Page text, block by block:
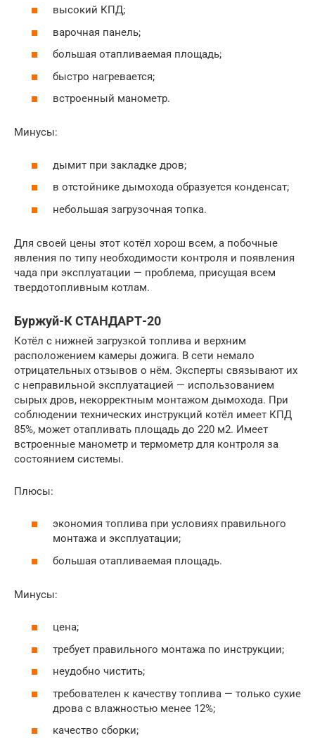
высокий КПД;
варочная панель;
большая отапливаемая площадь;
быстро нагревается;
встроенный манометр.
Минусы:
дымит при закладке дров;
в отстойнике дымохода образуется конденсат;
небольшая загрузочная топка.
Для своей цены этот котёл хорош всем, а побочные
явления по типу необходимости контроля и появления
чада при эксплуатации — проблема, присущая всем
твердотопливным котлам.
Буржуй-К СТАНДАРТ-20
Котёл с нижней загрузкой топлива и верхним
расположением камеры дожига. В сети немало
отрицательных отзывов о нём. Эксперты связывают их
с неправильной эксплуатацией — использованием
сырых дров, некорректным монтажом дымохода. При
соблюдении технических инструкций котёл имеет КПД
85%, может отапливать площадь до 220 м2. Имеет
встроенные манометр и термометр для контроля за
состоянием системы.
Плюсы:
экономия топлива при условиях правильного
монтажа и эксплуатации;
большая отапливаемая площадь.
Минусы:
цена;
требует правильного монтажа по инструкции;
неудобно чистить;
требователен к качеству топлива — только сухие
дрова с влажностью менее 12%;
качество сборки;